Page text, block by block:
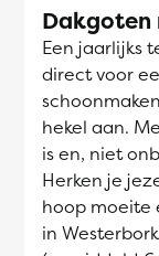
Dakgoten
Een jaarlijks
direct voor
hekel aan.
is en, niet
Herken je
hoop moeite
in